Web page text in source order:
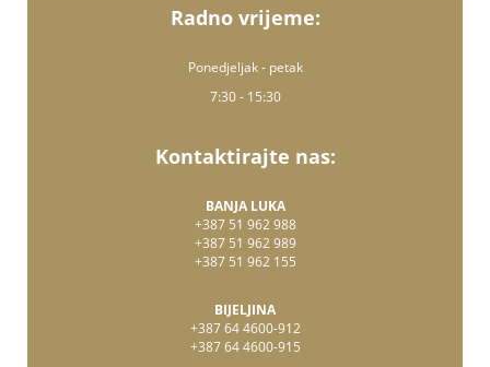
Radno vrijeme:
Ponedjeljak - petak
7:30 - 15:30
Kontaktirajte nas:
BANJA LUKA
+387 51 962 988
+387 51 962 989
+387 51 962 155
BIJELJINA
+387 64 4600-912
+387 64 4600-915